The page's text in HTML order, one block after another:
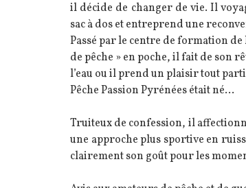
il décide de changer de vie. Il
sac à dos et entreprend une
Passé par le centre de formation
de pêche » en poche, il fait de son
l’eau ou il prend un plaisir tout
Pêche Passion Pyrénées était né...
Truiteux de confession, il
une approche plus sportive en
clairement son goût pour les